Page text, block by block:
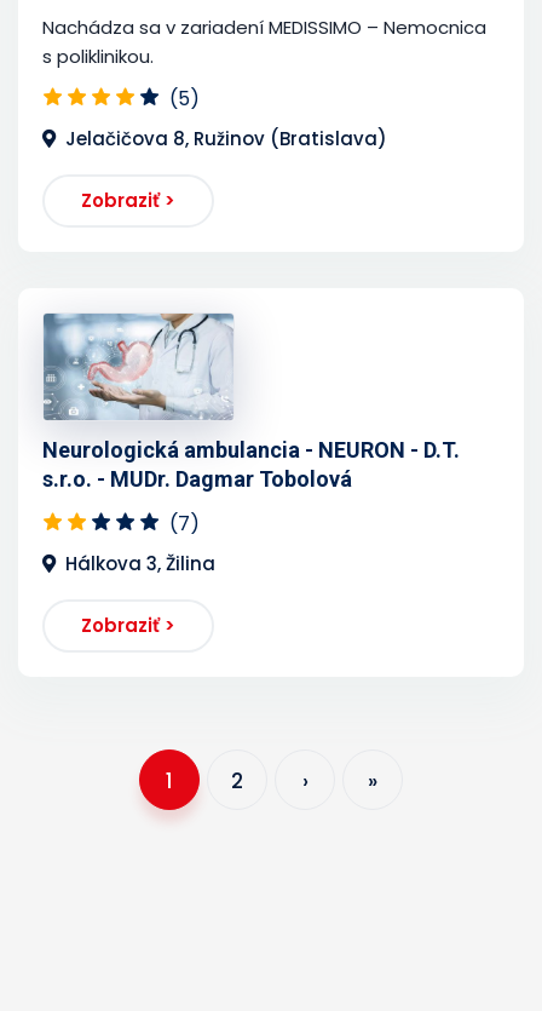
Nachádza sa v zariadení MEDISSIMO – Nemocnica
s poliklinikou.
(5)
Jelačičova 8, Ružinov (Bratislava)
Zobraziť >
Neurologická ambulancia - NEURON - D.T.
s.r.o. - MUDr. Dagmar Tobolová
(7)
Hálkova 3, Žilina
Zobraziť >
1 2 › »